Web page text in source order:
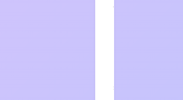
6
8